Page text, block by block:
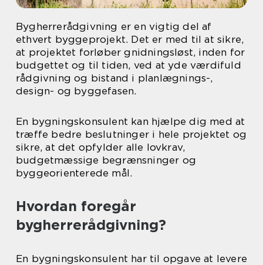
Bygherrerådgivning er en vigtig del af
ethvert byggeprojekt. Det er med til at sikre,
at projektet forløber gnidningsløst, inden for
budgettet og til tiden, ved at yde værdifuld
rådgivning og bistand i planlægnings-,
design- og byggefasen.
En bygningskonsulent kan hjælpe dig med at
træffe bedre beslutninger i hele projektet og
sikre, at det opfylder alle lovkrav,
budgetmæssige begrænsninger og
byggeorienterede mål.
Hvordan foregår
bygherrerådgivning?
En bygningskonsulent har til opgave at levere